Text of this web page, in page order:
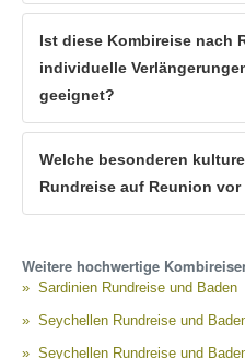
Ist diese Kombireise nach
individuelle
geeignet?
Welche besonderen
Rundreise auf Reunion
Weitere hochwertige
Sardinien Rundreise und Baden
Seychellen Rundreise und
Seychellen Rundreise und